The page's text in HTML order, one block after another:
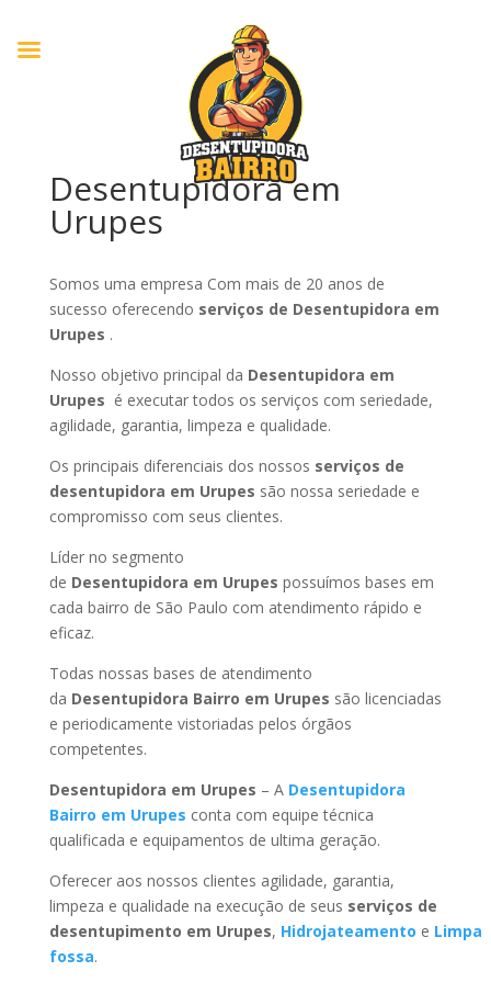
Desentupidora em
Urupes
Somos uma empresa Com mais de 20 anos de
sucesso oferecendo serviços de Desentupidora em
Urupes .
Nosso objetivo principal da Desentupidora em
Urupes é executar todos os serviços com seriedade,
agilidade, garantia, limpeza e qualidade.
Os principais diferenciais dos nossos serviços de
desentupidora em Urupes são nossa seriedade e
compromisso com seus clientes.
Líder no segmento
de Desentupidora em Urupes possuímos bases em
cada bairro de São Paulo com atendimento rápido e
eficaz.
Todas nossas bases de atendimento
da Desentupidora Bairro em Urupes são licenciadas
e periodicamente vistoriadas pelos órgãos
competentes.
Desentupidora em Urupes – A Desentupidora
Bairro em Urupes conta com equipe técnica
qualificada e equipamentos de ultima geração.
Oferecer aos nossos clientes agilidade, garantia,
limpeza e qualidade na execução de seus serviços de
desentupimento em Urupes, Hidrojateamento e Limpa
fossa.